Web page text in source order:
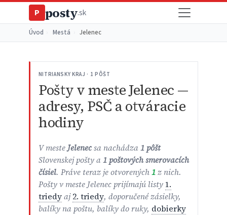
P posty.sk
Úvod Mestá Jelenec
NITRIANSKY KRAJ · 1 PÔŠT
Pošty v meste Jelenec —
adresy, PSČ a otváracie
hodiny
V mesteJelenecsa nachádza1 pôšt
Slovenskej pošty a1 poštových smerovacích
čísiel. Práve teraz je otvorených1z nich.
Pošty v meste Jelenec prijímajú listy 1.
triedyaj2. triedy, doporučené zásielky,
balíky na poštu, balíky do ruky, dobierky